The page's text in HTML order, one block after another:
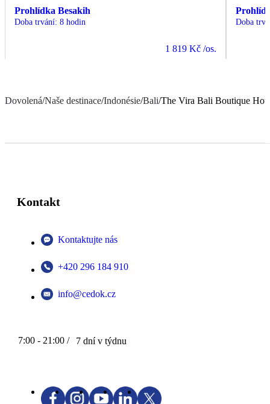
Prohlídka Besakih
Doba trvání: 8 hodin
1 819 Kč /os.
Doba
Dovolená/Naše destinace/Indonésie/Bali/The Vira Bali Boutique
Kontakt
Kontaktujte nás
+420 296 184 910
info@cedok.cz
7:00 - 21:00 / 7 dní v týdnu